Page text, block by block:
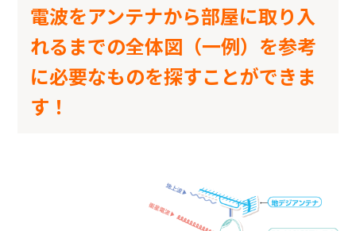
電波をアンテナから部屋に取り入
れるまでの全体図（一例）を参考
に必要なものを探すことができま
す ！